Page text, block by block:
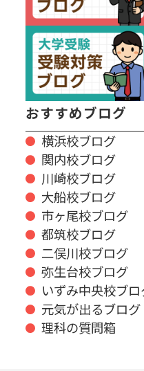
おすすめブログ
横浜校ブログ
関内校ブログ
川崎校ブログ
大船校ブログ
市ヶ尾校ブログ
都筑校ブログ
二俣川校ブログ
弥生台校ブログ
いずみ中央校ブロ
元気が出るブログ
理科の質問箱